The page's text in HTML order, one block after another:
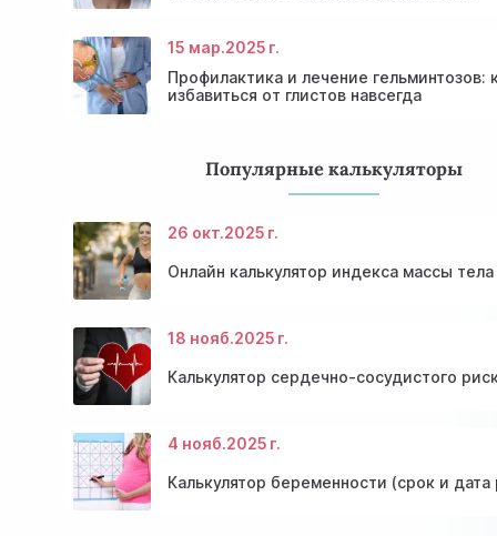
15 мар.2025 г.
Профилактика и лечение гельминтозов:
избавиться от глистов навсегда
Популярные калькуляторы
26 окт.2025 г.
Онлайн калькулятор индекса массы
18 нояб.2025 г.
Калькулятор сердечно-сосудистого
4 нояб.2025 г.
Калькулятор беременности (срок и